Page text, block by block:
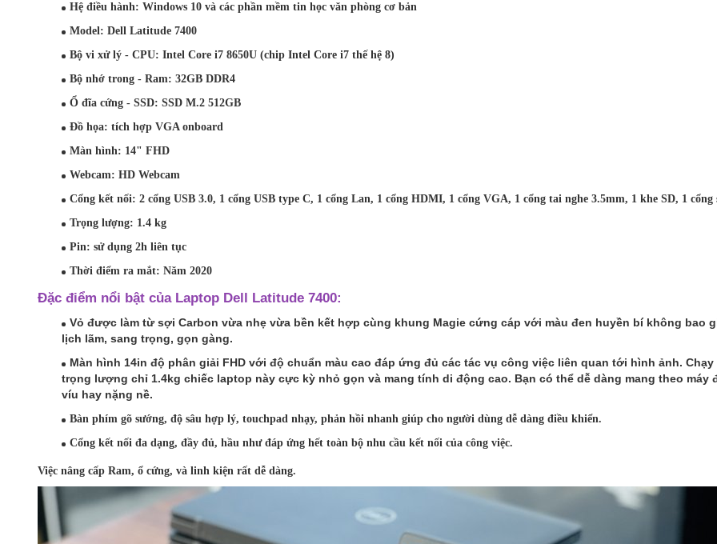
Hệ điều hành: Windows 10 và các phần mềm tin học văn phòng cơ bản
Model: Dell Latitude 7400
Bộ vi xử lý - CPU: Intel Core i7 8650U (chip Intel Core i7 thế hệ 8)
Bộ nhớ trong - Ram: 32GB DDR4
Ổ đĩa cứng - SSD: SSD M.2 512GB
Đồ họa: tích hợp VGA onboard
Màn hình: 14" FHD
Webcam: HD Webcam
Cổng kết nối: 2 cổng USB 3.0, 1 cổng USB type C, 1 cổng Lan, 1 cổng HDMI, 1 cổng VGA, 1 cổng tai nghe 3.5mm, 1 khe SD, 1 cổng
Trọng lượng: 1.4 kg
Pin: sử dụng 2h liên tục
Thời điểm ra mắt: Năm 2020
Đặc điểm nổi bật của Laptop Dell Latitude 7400:
Vỏ được làm từ sợi Carbon vừa nhẹ vừa bền kết hợp cùng khung Magie cứng cáp với màu đen huyền bí không bao
lịch lãm, sang trọng, gọn gàng.
Màn hình 14in độ phân giải FHD với độ chuẩn màu cao đáp ứng đủ các tác vụ công việc liên quan tới hình ảnh.
trọng lượng chỉ 1.4kg chiếc laptop này cực kỳ nhỏ gọn và mang tính di động cao. Bạn có thể dễ dàng mang theo
víu hay nặng nề.
Bàn phím gõ sướng, độ sâu hợp lý, touchpad nhạy, phản hồi nhanh giúp cho người dùng dễ dàng điều khiển.
Cổng kết nối đa dạng, đầy đủ, hầu như đáp ứng hết toàn bộ nhu cầu kết nối của công việc.
Việc nâng cấp Ram, ổ cứng, và linh kiện rất dễ dàng.